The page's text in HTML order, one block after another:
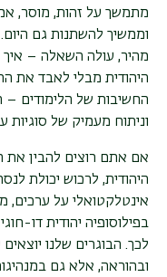
מתמשך על זהות, מוסר,
וממשיך להשתנות גם
מהיר, עולה השאלה –
היהודית מבלי לאבד את
החשיבות של הלימודים –
וניתוח מעמיק של סוגיות
אם אתם רוצים להבין את
היהודית, לרכוש יכולת
אינטלקטואלי על ערכים,
בפילוסופיה יהודית דו-
לכך. הבוגרים שלנו
ובהוראה, אלא גם